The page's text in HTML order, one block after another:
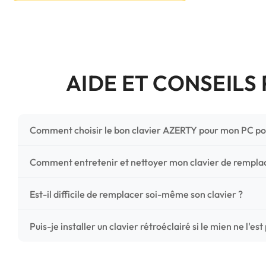
AIDE ET CONSEILS
Comment choisir le bon clavier AZERTY pour mon PC
Pour ne pas vous tromper, vérifiez trois points critiques
Comment entretenir et nettoyer mon clavier de
Un entretien régulier prolonge la vie de vos touches.
Est-il difficile de remplacer soi-même son clavier ?
C'est une réparation accessible et très économique !
Puis-je installer un clavier rétroéclairé si le mien ne l'est